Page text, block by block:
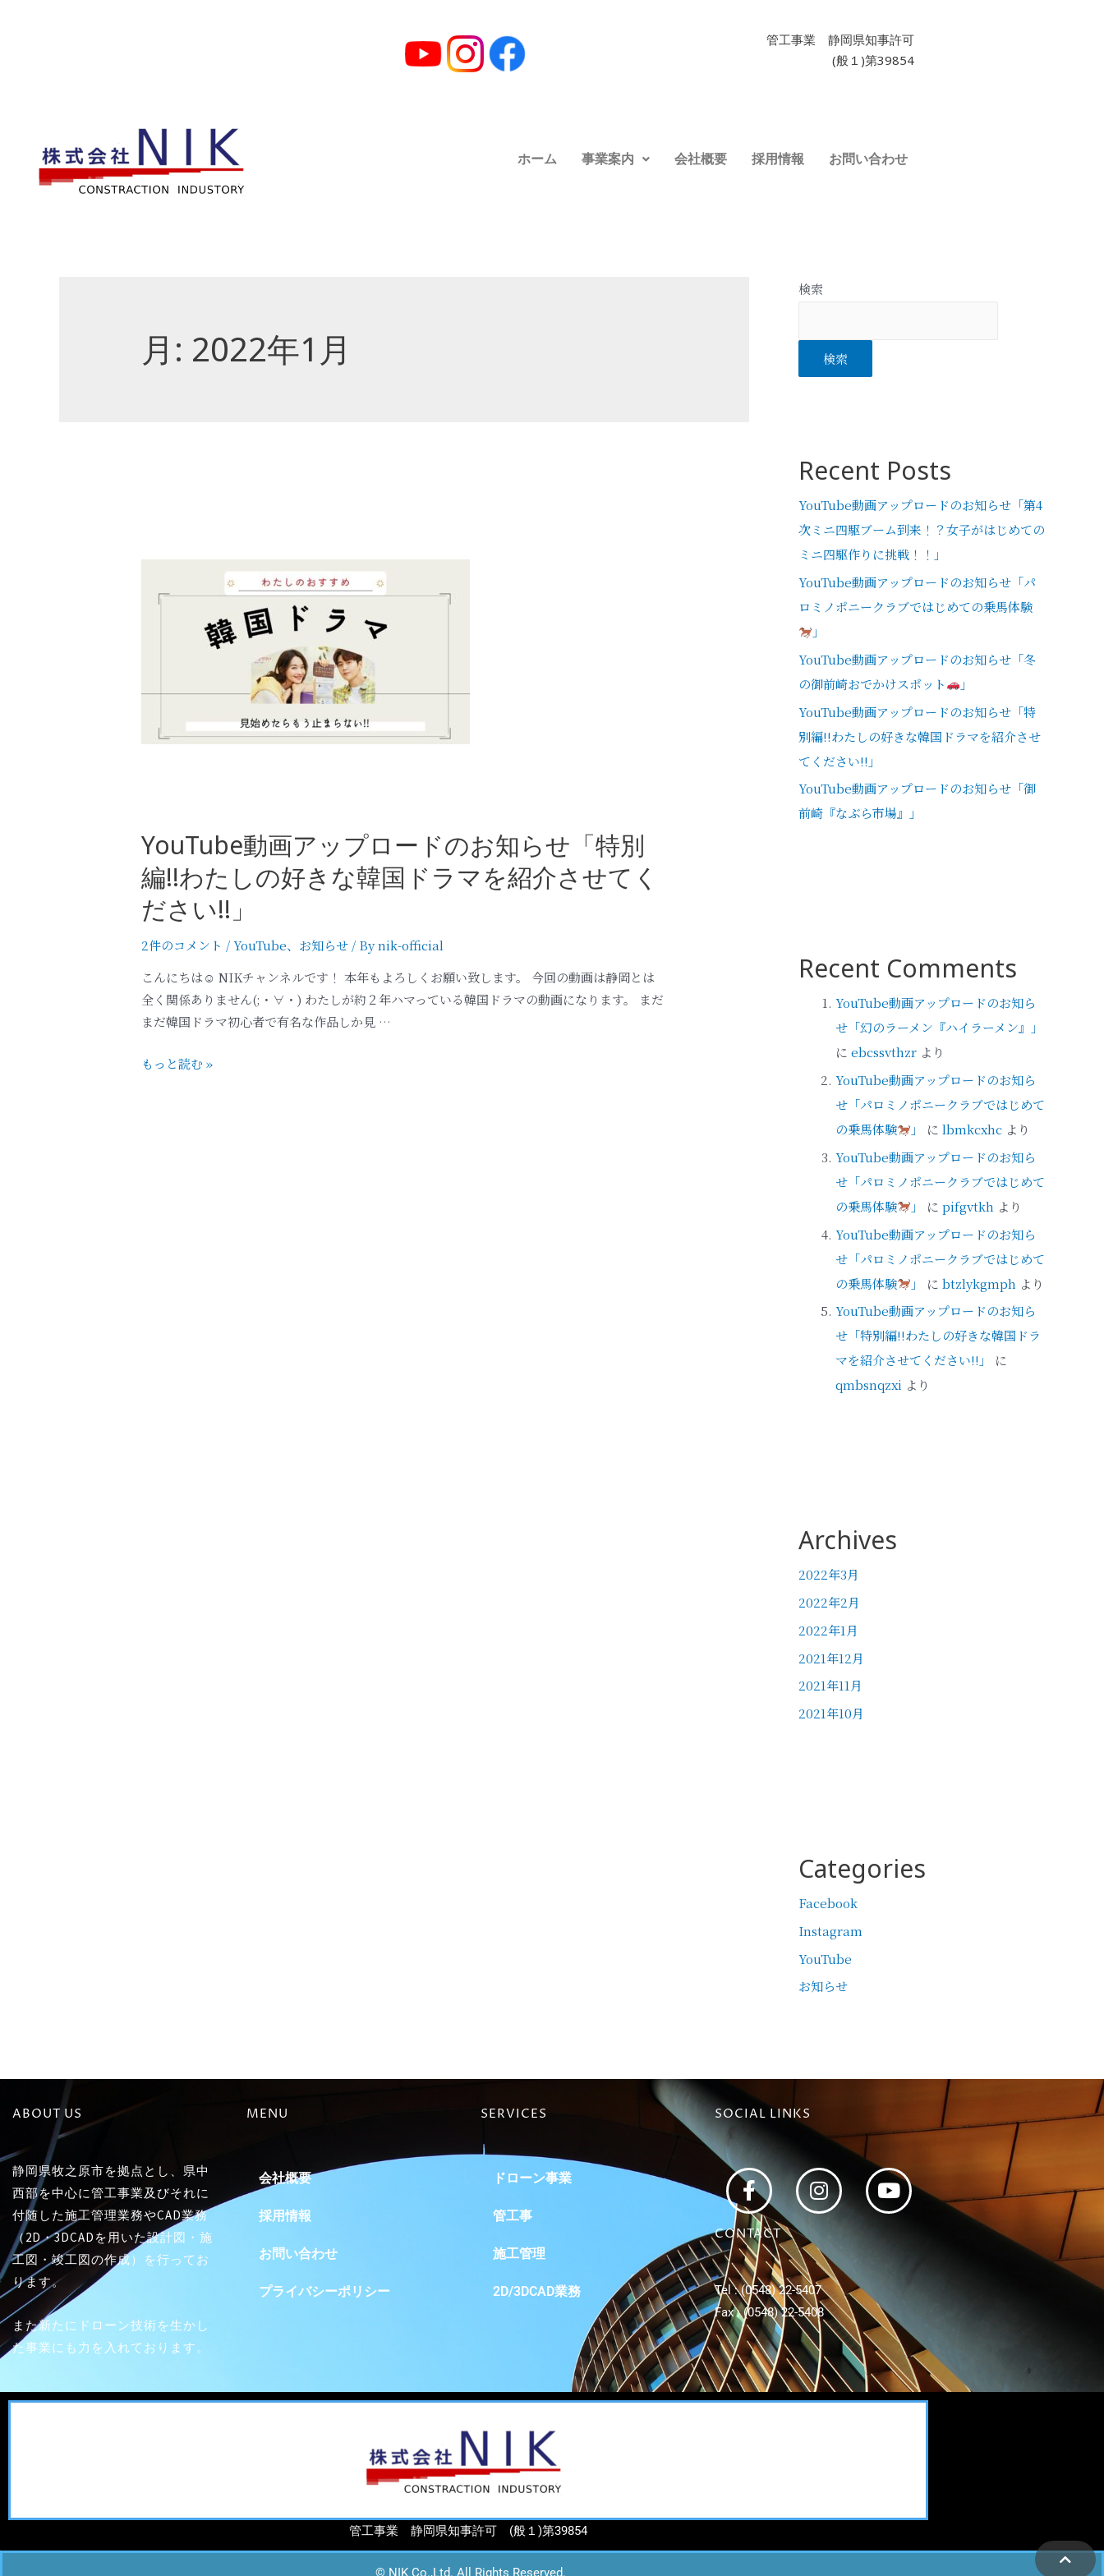
管工事業 静岡県知事許可
(般１)第39854
ホーム 事業案内 会社概要 採用情報 お問い合わせ
月:2022年1月
YouTube動画アップロードのお知らせ「特別
編!!わたしの好きな韓国ドラマを紹介させてく
ださい!!」
2件のコメント /YouTube、 お知らせ / Bynik-official
こんにちは☺ NIKチャンネルです！ 本年もよろしくお願い致します。 今回の動画は静岡とは
全く関係ありません(;・∀・) わたしが約２年ハマっている韓国ドラマの動画になります。 まだ
まだ韓国ドラマ初心者で有名な作品しか見 …
もっと読む »
検索
検索
Recent Posts
YouTube動画アップロードのお知らせ「第4
次ミニ四駆ブーム到来！？女子がはじめての
ミニ四駆作りに挑戦！！」
YouTube動画アップロードのお知らせ「パ
ロミノポニークラブではじめての乗馬体験
」
YouTube動画アップロードのお知らせ「冬
の御前崎おでかけスポット
」
YouTube動画アップロードのお知らせ「特
別編!!わたしの好きな韓国ドラマを紹介させ
てください!!」
YouTube動画アップロードのお知らせ「御
前崎『なぶら市場』」
Recent Comments
YouTube動画アップロードのお知ら
せ「幻のラーメン『ハイラーメン』」
に ebcssvthzr より
YouTube動画アップロードのお知ら
せ「パロミノポニークラブではじめて
の乗馬体験
」 にlbmkcxhc より
YouTube動画アップロードのお知ら
せ「パロミノポニークラブではじめて
の乗馬体験
」 にpifgvtkh より
YouTube動画アップロードのお知ら
せ「パロミノポニークラブではじめて
の乗馬体験
」 にbtzlykgmph より
YouTube動画アップロードのお知ら
せ「特別編!!わたしの好きな韓国ドラ
マを紹介させてください!!」
に
qmbsnqzxi より
Archives
2022年3月
2022年2月
2022年1月
2021年12月
2021年11月
2021年10月
Categories
Facebook
Instagram
YouTube
お知らせ
ABOUT US
静岡県牧之原市を拠点とし、県中
西部を中心に管工事業及びそれに
付随した施工管理業務やCAD業務
（2D・3DCADを用いた設計図・施
工図・竣工図の作成）を行ってお
ります。
また新たにドローン技術を生かし
た事業にも力を入れております。
MENU
会社概要
採用情報
お問い合わせ
プライバシーポリシー
SERVICES
ドローン事業
管工事
施工管理
2D/3DCAD業務
SOCIAL LINKS
CONTACT
Tel : (0548) 22-5407
Fax : (0548) 22-5408
管工事業 静岡県知事許可 (般１)第39854
© NIK Co.,Ltd. All Rights Reserved.